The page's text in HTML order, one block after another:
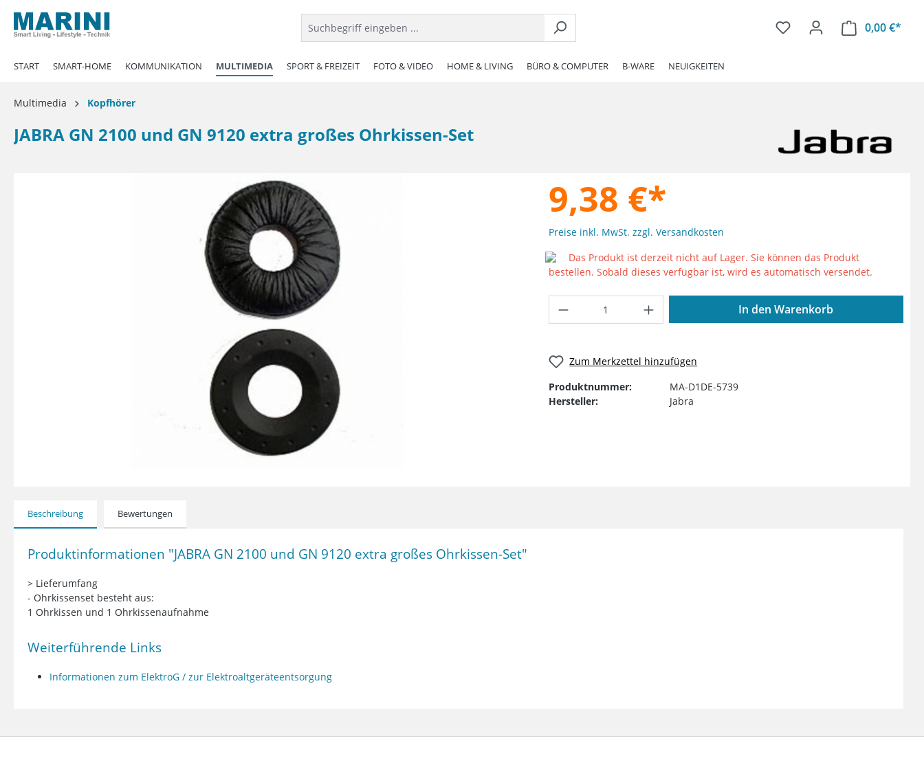
Zur Hauptnavigation springen
0,00 €*
START SMART-HOME KOMMUNIKATION MULTIMEDIA SPORT & FREIZEIT FOTO & VIDEO HOME & LIVING BÜRO & COMPUTER B-WARE NEUIGKEITEN
Multimedia Kopfhörer
JABRA GN 2100 und GN 9120 extra großes Ohrkissen-Set
9,38 €*
Preise inkl. MwSt. zzgl. Versandkosten
Das Produkt ist derzeit nicht auf Lager. Sie können das Produkt
bestellen. Sobald dieses verfügbar ist, wird es automatisch versendet.
Produkt Anzahl: Gib den gewünschten Wert
In den Warenkorb
Zum Merkzettel hinzufügen
Produktnummer:
MA-D1DE-5739
Hersteller:
Jabra
Beschreibung Bewertungen
Produktinformationen "JABRA GN 2100 und GN 9120 extra großes Ohrkissen-Set"
> Lieferumfang
- Ohrkissenset besteht aus:
1 Ohrkissen und 1 Ohrkissenaufnahme
Weiterführende Links
Informationen zum ElektroG / zur Elektroaltgeräteentsorgung